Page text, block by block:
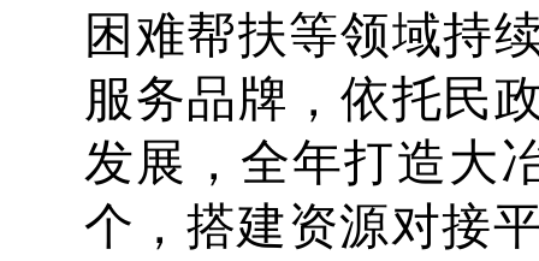
困难帮扶等领域持
服务品牌，依托民
发展，全年打造大
个，搭建资源对接